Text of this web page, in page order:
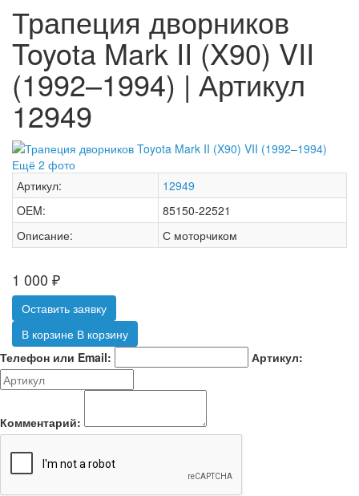
Трапеция дворников
Toyota Mark II (X90) VII
(1992–1994) | Артикул
12949
Ещё 2 фото
Артикул:
12949
OEM:
85150-22521
Описание:
С моторчиком
1 000 ₽
Оставить заявку
В корзине В корзину
Телефон или Email:
Артикул:
Комментарий: